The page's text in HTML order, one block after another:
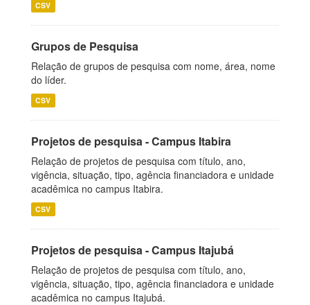
CSV
Grupos de Pesquisa
Relação de grupos de pesquisa com nome, área, nome
do líder.
CSV
Projetos de pesquisa - Campus Itabira
Relação de projetos de pesquisa com título, ano,
vigência, situação, tipo, agência financiadora e unidade
acadêmica no campus Itabira.
CSV
Projetos de pesquisa - Campus Itajubá
Relação de projetos de pesquisa com título, ano,
vigência, situação, tipo, agência financiadora e unidade
acadêmica no campus Itajubá.